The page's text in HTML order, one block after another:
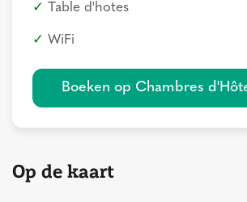
Table d'hotes
WiFi
Boeken op Chambres
Op de kaart